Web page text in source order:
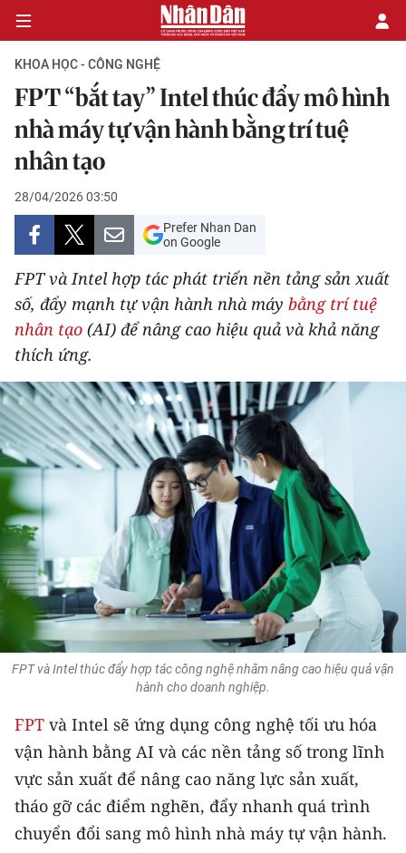
CHÍNH TRỊ
KINH TẾ
VĂN HÓA
XÃ HỘI
PHÁP LUẬT
DU LỊCH
THẾ GIỚI
THỂ THAO
GIÁO DỤC
Y TẾ
KHOA HỌC - CÔNG NGHỆ
MÔI TRƯỜNG
BẠN ĐỌC
KIỂM CHỨNG THÔNG TIN
TRI THỨC CHUYÊN SÂU
54 DÂN TỘC VIỆT NAM
CHƯƠNG TRÌNH OCOP - MỖI XÃ
MỘT SẢN PHẨM
KHOA HỌC - CÔNG NGHỆ
FPT “bắt tay” Intel thúc đẩy mô hình
nhà máy tự vận hành bằng trí tuệ
nhân tạo
28/04/2026 03:50
Prefer Nhan Dan
on Google
FPT và Intel hợp tác phát triển nền tảng sản xuất
số, đẩy mạnh tự vận hành nhà máy bằng trí tuệ
nhân tạo (AI) để nâng cao hiệu quả và khả năng
thích ứng.
FPT và Intel thúc đẩy hợp tác công nghệ nhằm nâng cao hiệu quả vận
hành cho doanh nghiệp.
FPT và Intel sẽ ứng dụng công nghệ tối ưu hóa
vận hành bằng AI và các nền tảng số trong lĩnh
vực sản xuất để nâng cao năng lực sản xuất,
tháo gỡ các điểm nghẽn, đẩy nhanh quá trình
chuyển đổi sang mô hình nhà máy tự vận hành.